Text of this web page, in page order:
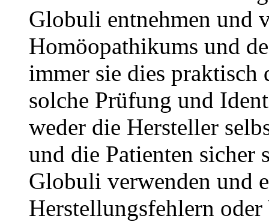
Globuli entnehmen und
Homöopathikums und
immer sie dies praktisch
solche Prüfung und
weder die Hersteller
und die Patienten sicher
Globuli verwenden und
Herstellungsfehlern